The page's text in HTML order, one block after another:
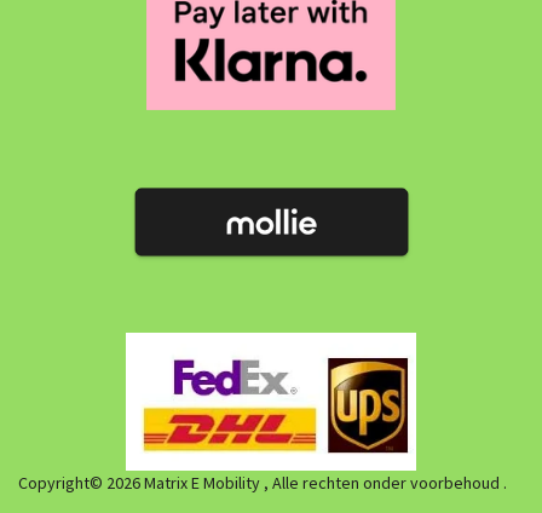
Copyright© 2026 Matrix E Mobility , Alle rechten onder voorbehoud .